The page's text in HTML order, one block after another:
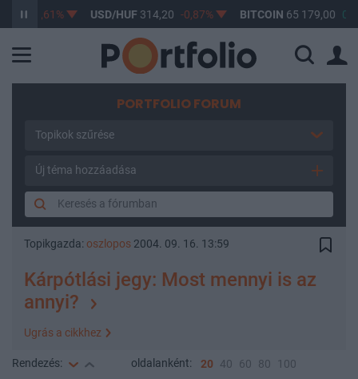
-0,61% USD/HUF 314,20 -0,87% BITCOIN 65 179,00 0,42%
PORTFOLIO FORUM
Topikok szűrése
Új téma hozzáadása
Topikgazda: oszlopos 2004. 09. 16. 13:59
Kárpótlási jegy: Most mennyi is az
annyi?
Ugrás a cikkhez
Rendezés: oldalanként: 20 40 60 80 100